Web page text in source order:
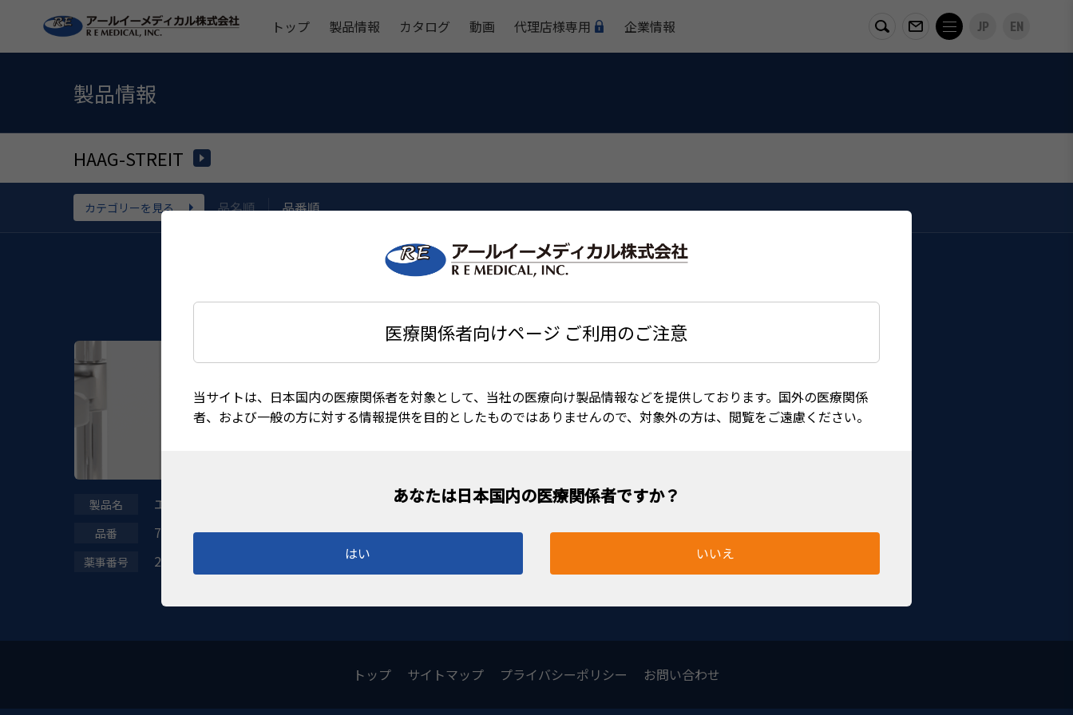
医療関係者向けページ ご利用のご注意
当サイトは、日本国内の医療関係者を対象として、当社の医療向け製品情報などを提供しております。国外の医療関係
者、および一般の方に対する情報提供を目的としたものではありませんので、対象外の方は、閲覧をご遠慮ください。
はい いいえ
トップ 製品情報 カタログ 動画 代理店様専用 企業情報 JP EN
製品情報
HAAG-STREIT
カテゴリーを見る 品名順 品番順
HAAG-STREIT
エラーラ 900
7221084-S
27B1X00001ELARA9
オクトパス600 プロ
27B1X00001HS0600
オクトパス900 プロ
27B1X00001HS0900
トップ サイトマップ プライバシーポリシー お問い合わせ